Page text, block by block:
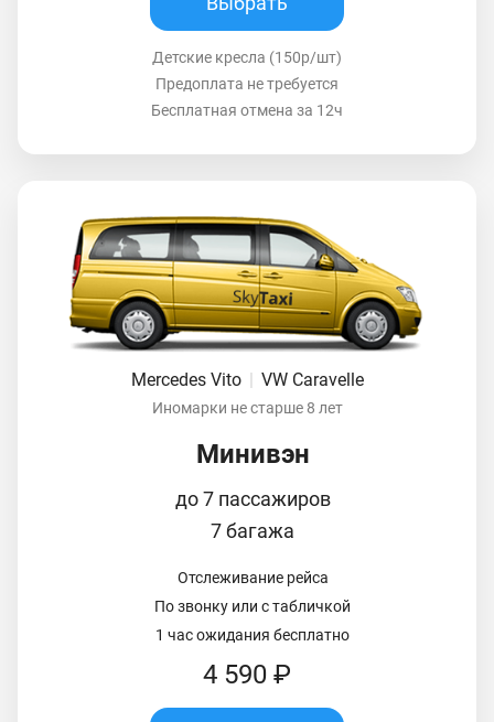
Детские кресла (150р/шт)
Предоплата не требуется
Бесплатная отмена за 12ч
Mercedes Vito VW Caravelle
Иномарки не старше 8 лет
Минивэн
до 7 пассажиров
7 багажа
Отслеживание рейса
По звонку или с табличкой
1 час ожидания бесплатно
4 590 ₽